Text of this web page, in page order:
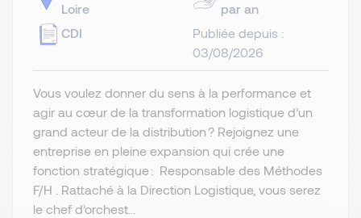
Loire
CDI
par an
Publiée depuis :
03/08/2026
Vous voulez donner du sens à la performance et
agir au cœur de la transformation logistique d’un
grand acteur de la distribution ? Rejoignez une
entreprise en pleine expansion qui crée une
fonction stratégique : Responsable des Méthodes
F/H . Rattaché à la Direction Logistique, vous serez
le chef d’orchest...